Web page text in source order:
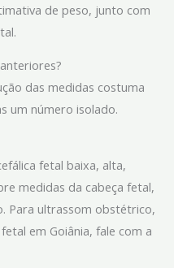
de peso, junto com
das medidas costuma
um número isolado.
fetal baixa, alta,
medidas da cabeça fetal,
Para ultrassom obstétrico,
em Goiânia, fale com a